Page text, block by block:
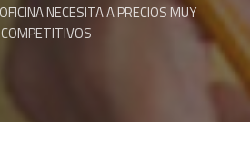
NECESITA A PRECIOS MUY
COMPETITIVOS